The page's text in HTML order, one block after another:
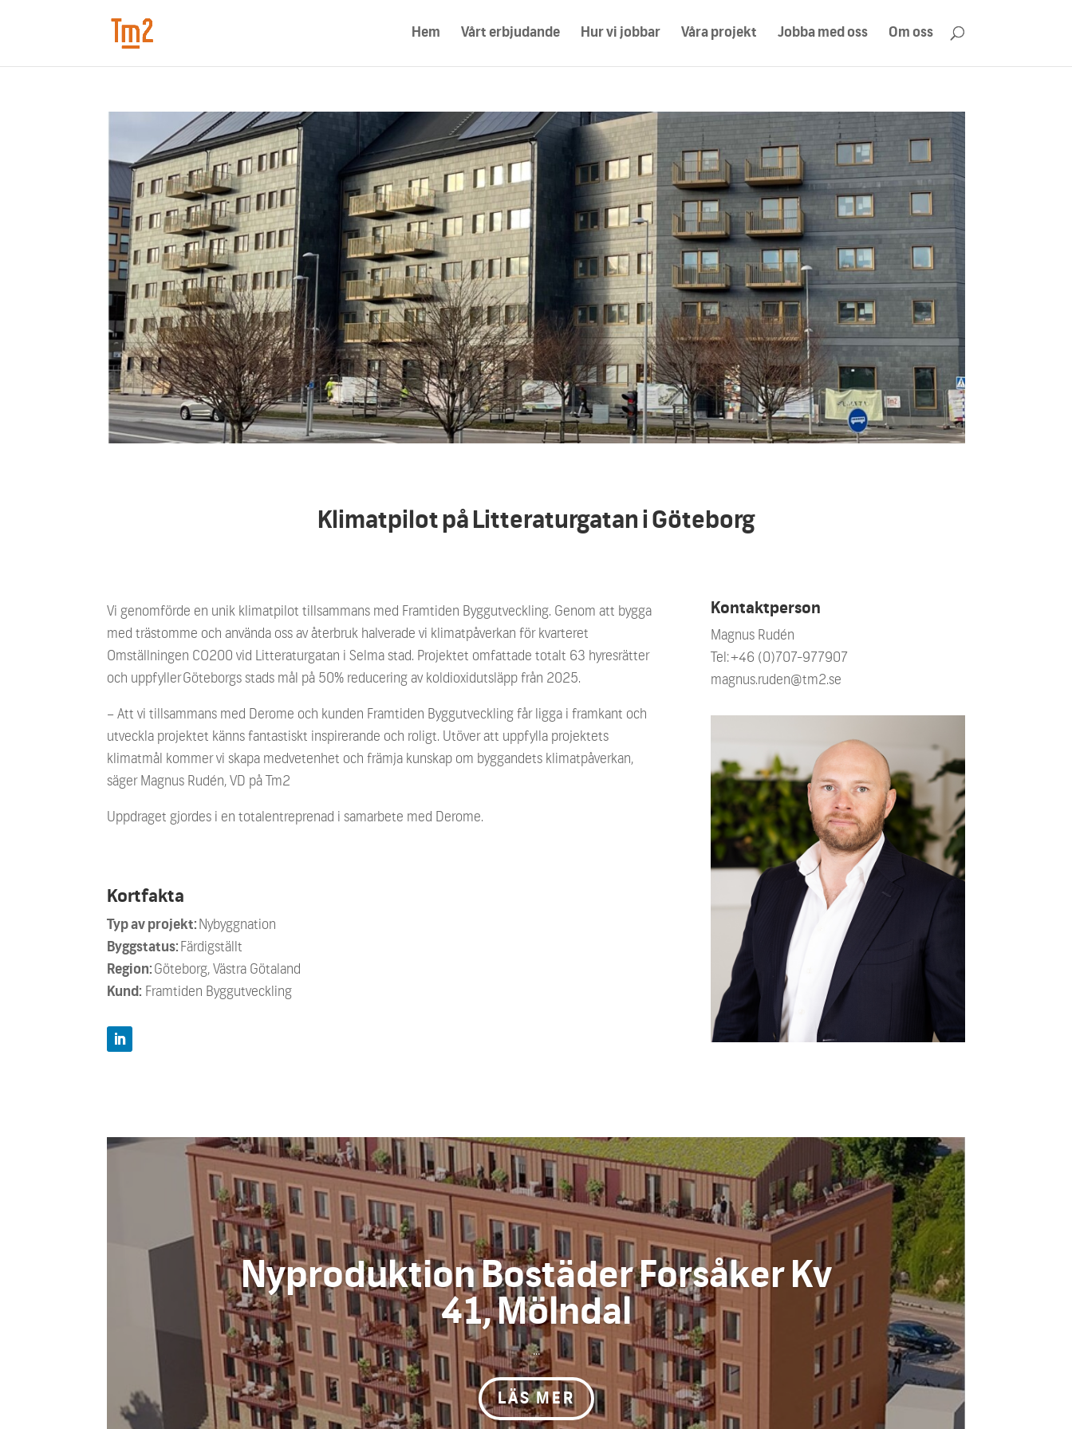
Hem Vårt erbjudande Hur vi jobbar Våra projekt Jobba med oss Om oss
Klimatpilot på Litteraturgatan i Göteborg
Vi genomförde en unik klimatpilot tillsammans med Framtiden Byggutveckling. Genom att bygga
med trästomme och använda oss av återbruk halverade vi klimatpåverkan för kvarteret
Omställningen CO200 vid Litteraturgatan i Selma stad. Projektet omfattade totalt 63 hyresrätter
och uppfyller Göteborgs stads mål på 50% reducering av koldioxidutsläpp från 2025.
– Att vi tillsammans med Derome och kunden Framtiden Byggutveckling får ligga i framkant och
utveckla projektet känns fantastiskt inspirerande och roligt. Utöver att uppfylla projektets
klimatmål kommer vi skapa medvetenhet och främja kunskap om byggandets klimatpåverkan,
säger Magnus Rudén, VD på Tm2
Uppdraget gjordes i en totalentreprenad i samarbete med Derome.
Kortfakta
Typ av projekt:Nybyggnation
Byggstatus:Färdigställt
Region:Göteborg, Västra Götaland
Kund: Framtiden Byggutveckling
Kontaktperson
Magnus Rudén
Tel: +46 (0)707-977907
magnus.ruden@tm2.se
Nyproduktion Bostäder Forsåker Kv
41, Mölndal
...
LÄS MER